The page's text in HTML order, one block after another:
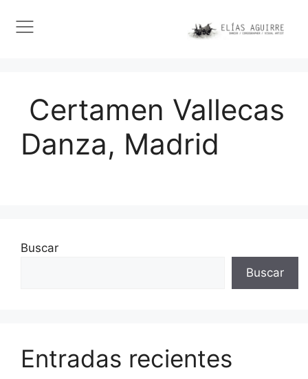
Certamen Vallecas
Danza, Madrid
Buscar
Buscar
Entradas recientes